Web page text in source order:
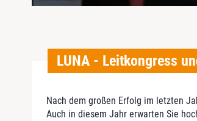
LUNA - Leitkongress
Nach dem großen Erfolg im letzten
Auch in diesem Jahr erwarten Sie